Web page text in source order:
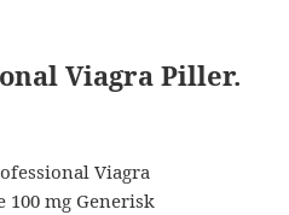
Viagra Piller.
Viagra
100 mg Generisk